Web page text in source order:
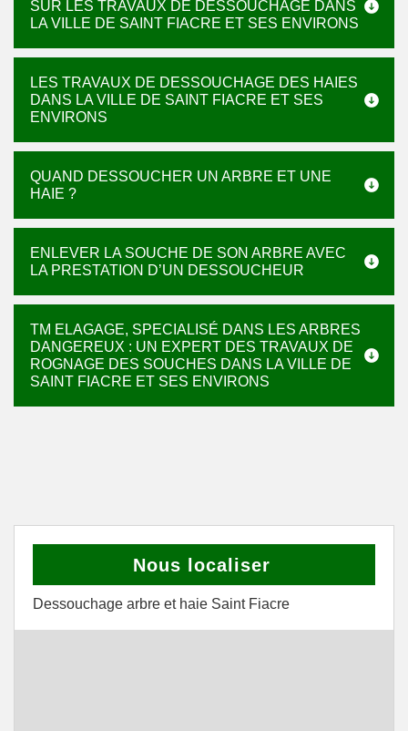
SUR LES TRAVAUX DE DESSOUCHAGE DANS
LA VILLE DE SAINT FIACRE ET SES ENVIRONS
LES TRAVAUX DE DESSOUCHAGE DES HAIES
DANS LA VILLE DE SAINT FIACRE ET SES
ENVIRONS
QUAND DESSOUCHER UN ARBRE ET UNE
HAIE ?
ENLEVER LA SOUCHE DE SON ARBRE AVEC
LA PRESTATION D’UN DESSOUCHEUR
TM ELAGAGE, SPECIALISÉ DANS LES ARBRES
DANGEREUX : UN EXPERT DES TRAVAUX DE
ROGNAGE DES SOUCHES DANS LA VILLE DE
SAINT FIACRE ET SES ENVIRONS
Nous localiser
Dessouchage arbre et haie Saint Fiacre